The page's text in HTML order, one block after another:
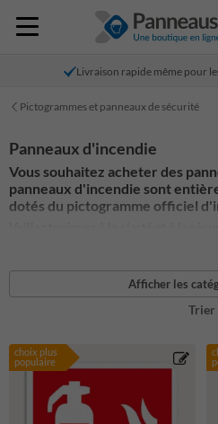
Livraison rapide même pour
Pictogrammes et panneaux de sécurité
Panneaux d'incendie
Vous souhaitez acheter des
panneaux d'incendie sont
dotés du pictogramme officiel
Veillez toujours à la clarté et à la
d'incendie. Faites fabriquer votre
par nos soins. Vous trouverez ci-
courants avec les pictogrammes
exemple, un BHV, un chantier, un
facilement votre propre panneau
Afficher les
Trier
choix plus
populaire